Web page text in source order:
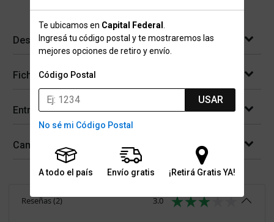
Te ubicamos en Capital Federal
Ingresá tu código postal y te mostraremos las
mejores opciones de retiro y envío.
Código Postal
USAR
No sé mi Código Postal
A todo el país Envío gratis ¡Retirá Gratis YA!
Descripción
Ficha técnica
Entregas
Cambios y devoluciones
Reseñas(2) 3.0